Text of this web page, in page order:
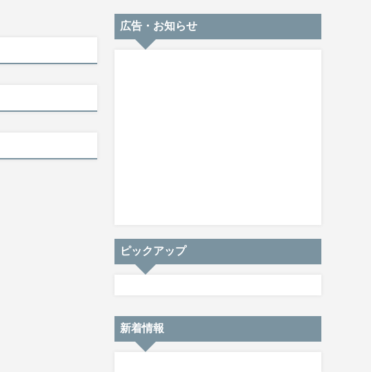
広告・お知らせ
ピックアップ
新着情報